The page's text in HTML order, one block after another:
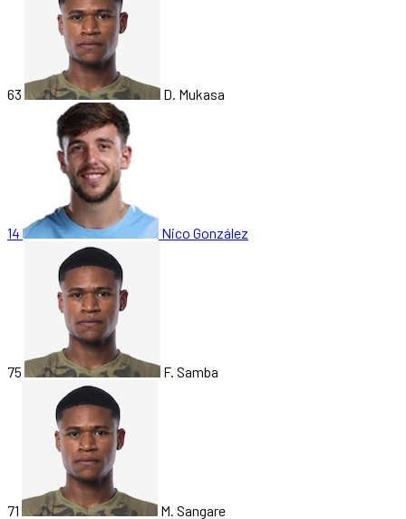
63 D. Mukasa
14 Nico González
75 F. Samba
71 M. Sangare